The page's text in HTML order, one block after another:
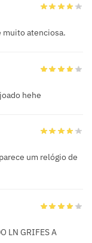
muito atenciosa.
hehe
um relógio de
LN GRIFES A